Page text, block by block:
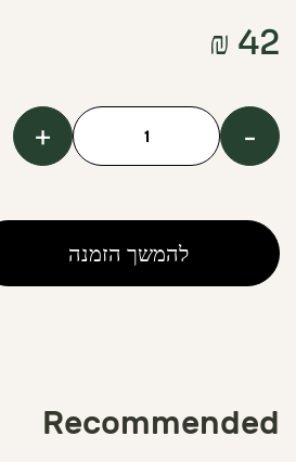
₪ 42
כמות
Tiramisu
-
+
להמשך הזמנה
Recommended